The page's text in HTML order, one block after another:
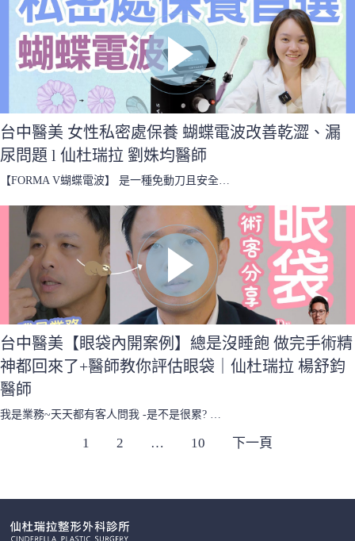
台中醫美 女性私密處保養 蝴蝶電波改善乾澀、漏
尿問題 l 仙杜瑞拉 劉姝均醫師
【FORMA V蝴蝶電波】 是一種免動刀且安全…
台中醫美【眼袋內開案例】總是沒睡飽 做完手術精
神都回來了+醫師教你評估眼袋｜仙杜瑞拉 楊舒鈞
醫師
我是業務~天天都有客人問我 -是不是很累? …
頁
1 2 … 10 下一頁